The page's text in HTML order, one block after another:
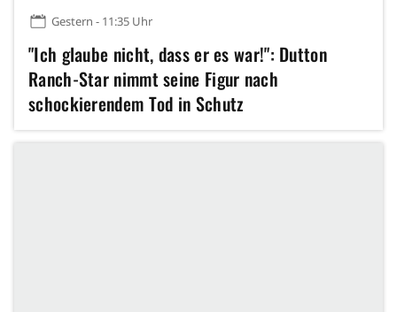
Gestern - 11:35 Uhr
"Ich glaube nicht, dass er es war!": Dutton
Ranch-Star nimmt seine Figur nach
schockierendem Tod in Schutz